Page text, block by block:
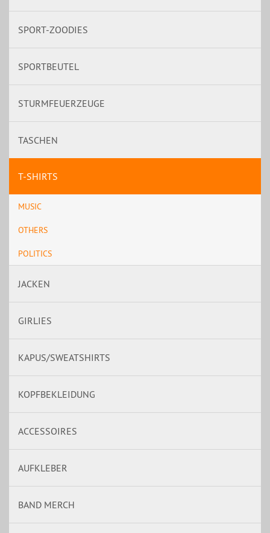
SPORT-ZOODIES
SPORTBEUTEL
STURMFEUERZEUGE
TASCHEN
T-SHIRTS
MUSIC
OTHERS
POLITICS
JACKEN
GIRLIES
KAPUS/SWEATSHIRTS
KOPFBEKLEIDUNG
ACCESSOIRES
AUFKLEBER
BAND MERCH